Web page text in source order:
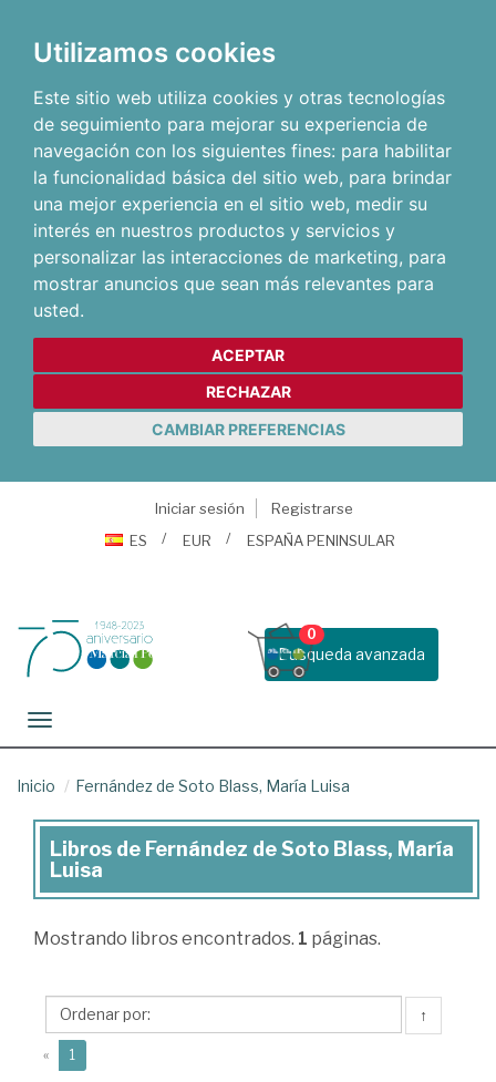
Utilizamos cookies
Este sitio web utiliza cookies y otras tecnologías
de seguimiento para mejorar su experiencia de
navegación con los siguientes fines: para habilitar
la funcionalidad básica del sitio web, para brindar
una mejor experiencia en el sitio web, medir su
interés en nuestros productos y servicios y
personalizar las interacciones de marketing, para
mostrar anuncios que sean más relevantes para
usted.
ACEPTAR
RECHAZAR
CAMBIAR PREFERENCIAS
Iniciar sesión
Registrarse
ES
EUR ESPAÑA PENINSULAR
Busqueda avanzada
0
Toggle navigation
Inicio Fernández de Soto Blass, María Luisa
Libros
de
Fernández
Soto
Blass,
María
Libros de Fernández de Soto Blass, María
Luisa
Mostrando libros encontrados. 1 páginas.
↑
« 1